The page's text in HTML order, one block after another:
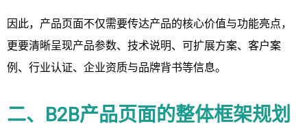
因此，产品页面不仅需要传达产品的核心价值与功能亮点，
更要清晰呈现产品参数、技术说明、可扩展方案、客户案
例、行业认证、企业资质与品牌背书等信息。
二、B2B产品页面的整体框架规划